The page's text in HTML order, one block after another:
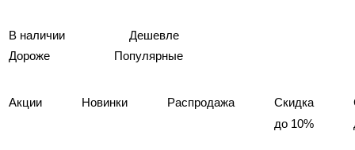
В наличии
Дешевле
Дороже
Популярные
Акции Новинки Распродажа
Скидка
до 10%